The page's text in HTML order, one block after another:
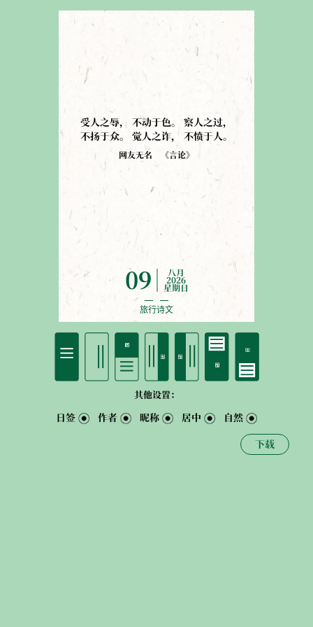
受人之辱， 不动于色。 察人之过，
不扬于众。 觉人之诈， 不愤于人。
网友无名 《言论》
09
八月
2026
星期日
旅行诗文
其他设置：
日签 作者 昵称 居中 自然
下载